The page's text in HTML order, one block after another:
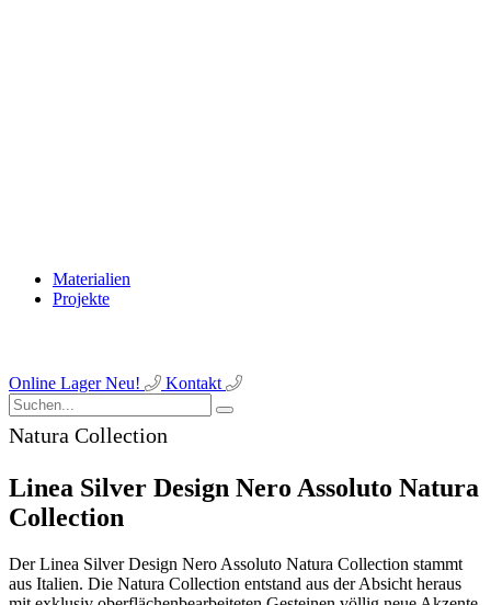
Materialien
Projekte
Online LagerNeu! Kontakt
Natura Collection
Linea Silver Design Nero Assoluto Natura
Collection
Der Linea Silver Design Nero Assoluto Natura Collection stammt
aus Italien. Die Natura Collection entstand aus der Absicht heraus